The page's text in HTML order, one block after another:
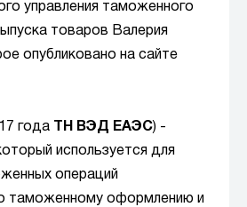
управления таможенного
товаров Валерия
опубликовано на сайте
года ТН ВЭД ЕАЭС) -
используется для
операций
таможенному оформлению и